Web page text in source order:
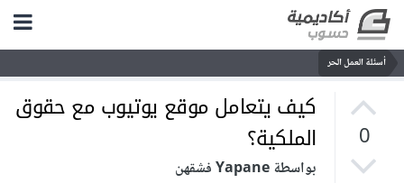
أسئلة العمل الحر
0
كيف يتعامل موقع يوتيوب مع حقوق
الملكية؟
بواسطة Yapane فشقهن